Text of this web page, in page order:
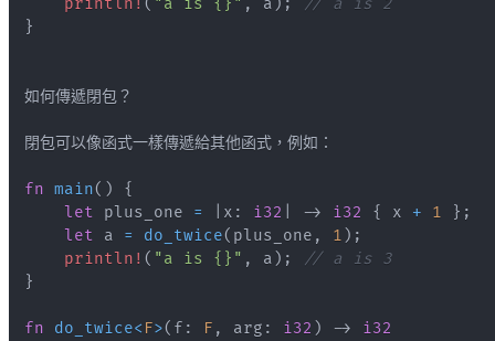
println! ( "a is {}" , a ) ;
// a is 2
}
fn main( )
{
let plus_one = x : i32 -> i32 { x + 1 } ;
let a = do_twice( plus_one , 1 ) ;
println! ( "a is {}" , a ) ;
// a is 3
}
fn do_twice<F>( f : F , arg : i32 ) ->
i32